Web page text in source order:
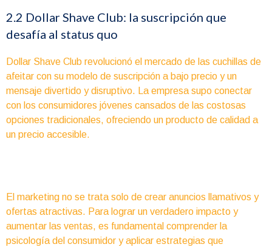
2.2 Dollar Shave Club: la suscripción que
desafía al status quo
Dollar Shave Club revolucionó el mercado de las cuchillas de
afeitar con su modelo de suscripción a bajo precio y un
mensaje divertido y disruptivo. La empresa supo conectar
con los consumidores jóvenes cansados de las costosas
opciones tradicionales, ofreciendo un producto de calidad a
un precio accesible.
El marketing no se trata solo de crear anuncios llamativos y
ofertas atractivas. Para lograr un verdadero impacto y
aumentar las ventas, es fundamental comprender la
psicología del consumidor y aplicar estrategias que